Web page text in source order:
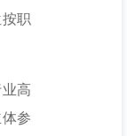
职
高
参